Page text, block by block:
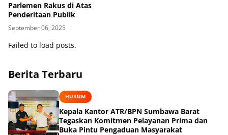
Parlemen Rakus di Atas
Penderitaan Publik
September 06, 2025
Failed to load posts.
Berita Terbaru
HUKUM
Kepala Kantor ATR/BPN Sumbawa Barat
Tegaskan Komitmen Pelayanan Prima dan
Buka Pintu Pengaduan Masyarakat